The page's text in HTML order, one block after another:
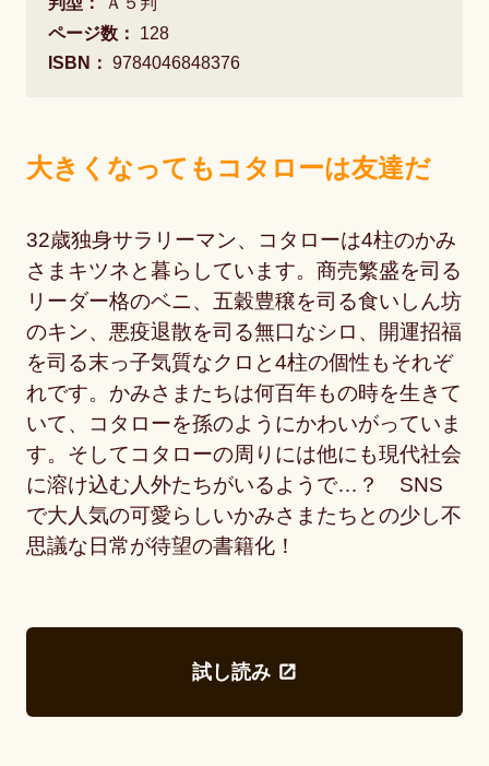
ページ数：
128
ISBN： 9784046848376
大きくなってもコタローは友達だ
32歳独身サラリーマン、コタローは4柱のかみ
さまキツネと暮らしています。商売繁盛を司る
リーダー格のベニ、五穀豊穣を司る食いしん坊
のキン、悪疫退散を司る無口なシロ、開運招福
を司る末っ子気質なクロと4柱の個性もそれぞ
れです。かみさまたちは何百年もの時を生きて
いて、コタローを孫のようにかわいがっていま
す。そしてコタローの周りには他にも現代社会
に溶け込む人外たちがいるようで…？ SNS
で大人気の可愛らしいかみさまたちとの少し不
思議な日常が待望の書籍化！
試し読み